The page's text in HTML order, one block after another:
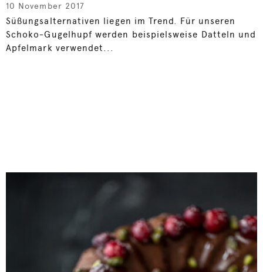
10 November 2017
Süßungsalternativen liegen im Trend. Für unseren
Schoko-Gugelhupf werden beispielsweise Datteln und
Apfelmark verwendet...